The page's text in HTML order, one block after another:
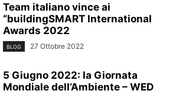
Team italiano vince ai
“buildingSMART International
Awards 2022
BLOG 27 Ottobre 2022
5 Giugno 2022: la Giornata
Mondiale dell’Ambiente – WED